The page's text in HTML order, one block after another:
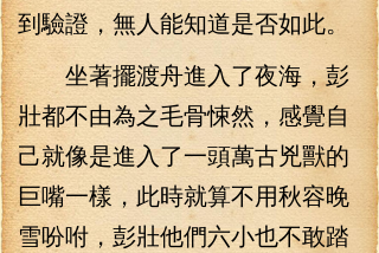
到驗證，無人能知道是否如此。
坐著擺渡舟進入了夜海，彭
壯都不由為之毛骨悚然，感覺自
己就像是進入了一頭萬古兇獸的
巨嘴一樣，此時就算不用秋容晚
雪吩咐，彭壯他們六小也不敢踏